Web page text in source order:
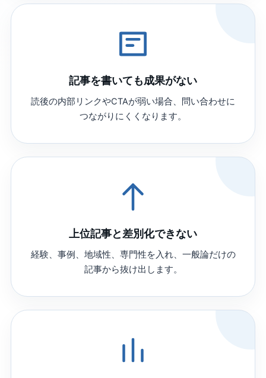
記事を書いても成果がない
読後の内部リンクやCTAが弱い場合、問い合わせに
つながりにくくなります。
上位記事と差別化できない
経験、事例、地域性、専門性を入れ、一般論だけの
記事から抜け出します。